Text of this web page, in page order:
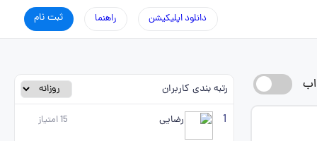
ثبت نام راهنما دانلود اپلیکیشن
رتبه بندی کاربران
1 رضایی 15امتیاز